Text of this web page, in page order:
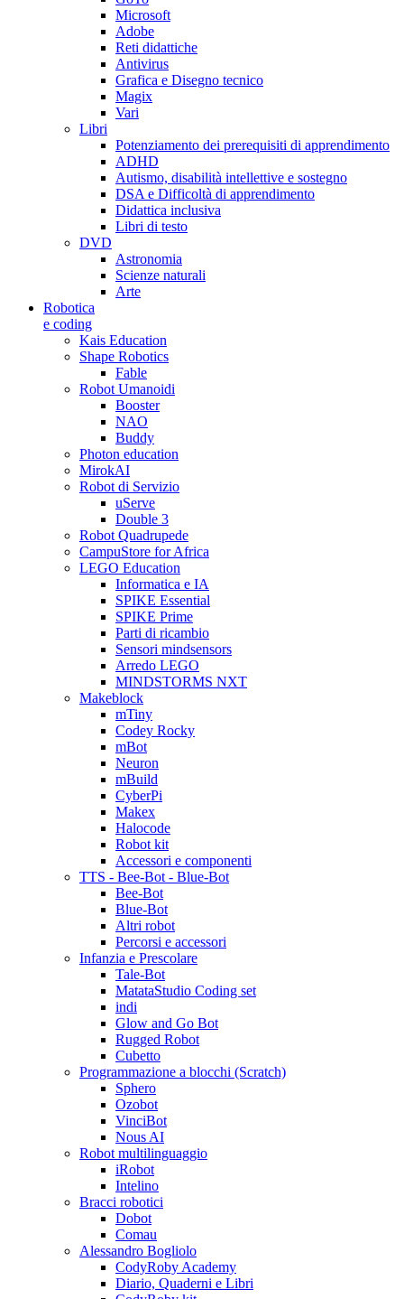
Microsoft
Adobe
Reti didattiche
Antivirus
Grafica e Disegno tecnico
Magix
Vari
Libri
Potenziamento dei prerequisiti di apprendimento
ADHD
Autismo, disabilità intellettive e sostegno
DSA e Difficoltà di apprendimento
Didattica inclusiva
Libri di testo
DVD
Astronomia
Scienze naturali
Arte
Robotica
e coding
Kais Education
Shape Robotics
Fable
Robot Umanoidi
Booster
NAO
Buddy
Photon education
MirokAI
Robot di Servizio
uServe
Double 3
Robot Quadrupede
CampuStore for Africa
LEGO Education
Informatica e IA
SPIKE Essential
SPIKE Prime
Parti di ricambio
Sensori mindsensors
Arredo LEGO
MINDSTORMS NXT
Makeblock
mTiny
Codey Rocky
mBot
Neuron
mBuild
CyberPi
Makex
Halocode
Robot kit
Accessori e componenti
TTS - Bee-Bot - Blue-Bot
Bee-Bot
Blue-Bot
Altri robot
Percorsi e accessori
Infanzia e Prescolare
Tale-Bot
MatataStudio Coding set
indi
Glow and Go Bot
Rugged Robot
Cubetto
Programmazione a blocchi (Scratch)
Sphero
Ozobot
VinciBot
Nous AI
Robot multilinguaggio
iRobot
Intelino
Bracci robotici
Dobot
Comau
Alessandro Bogliolo
CodyRoby Academy
Diario, Quaderni e Libri